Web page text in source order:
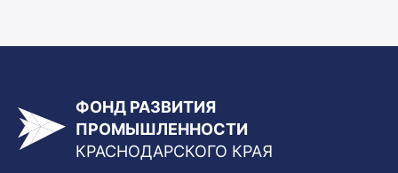
ФОНД РАЗВИТИЯ
ПРОМЫШЛЕННОСТИ
КРАСНОДАРСКОГО КРАЯ